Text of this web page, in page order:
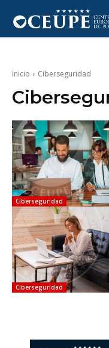
Inicio Ciberseguridad
Ciberseguridad
Ciberseguridad